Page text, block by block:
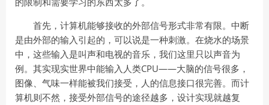
首先，计算机能够接收的外部信号形式非常有限。中断
是由外部的输入引起的，可以说是一种刺激。在烧水的场景
中，这些输入是叫声和电视的音乐，我们这里只以声音为
例。其实现实世界中能输入人类CPU——大脑的信号很多，
图像、气味一样能被我们接受，人的信息接口很完善。而计
算机则不然，接受外部信号的途径越多，设计实现就越复